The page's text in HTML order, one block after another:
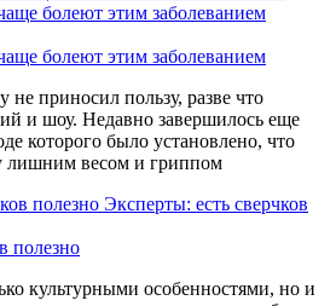
болеют этим заболеванием
болеют этим заболеванием
приносил пользу, разве что
и шоу. Недавно завершилось еще
которого было установлено, что
лишним весом и гриппом
Эксперты: есть сверчков
полезно
культурными особенностями, но и